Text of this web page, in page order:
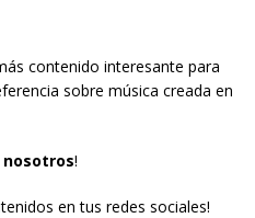
contenido interesante para
sobre música creada en
!
en tus redes sociales!